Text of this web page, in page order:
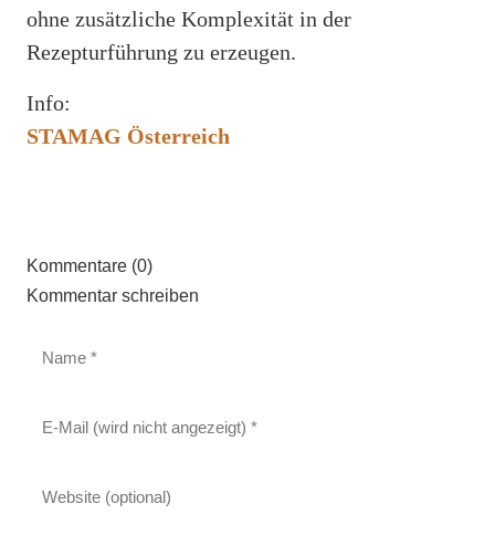
ohne zusätzliche Komplexität in der
Rezepturführung zu erzeugen.
Info:
STAMAG Österreich
Kommentare (0)
Kommentar schreiben